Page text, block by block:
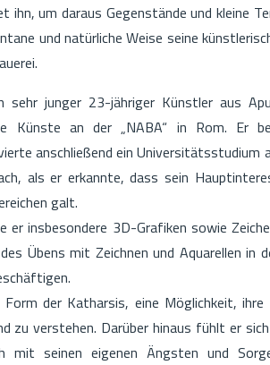
ihn, um daraus Gegenstände und kleine
und natürliche Weise seine
junger 23-jähriger Künstler aus
Künste an der „NABA“ in Rom. Er
anschließend ein
als er erkannte, dass sein
galt.
insbesondere 3D-Grafiken sowie
Übens mit Zeichnen und Aquarellen
der Katharsis, eine Möglichkeit,
zu verstehen. Darüber hinaus fühlt er
mit seinen eigenen Ängsten und